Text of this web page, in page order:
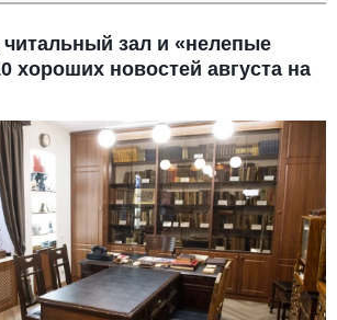
зал и «нелепые
хороших новостей августа на